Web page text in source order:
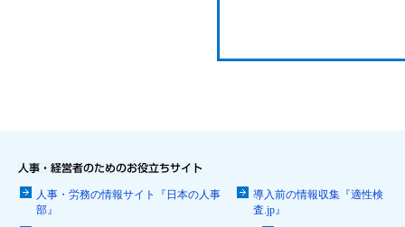
人事・労務の情報サイト『日本の人事
部』
導入前の情報収集『適性検
査.jp』